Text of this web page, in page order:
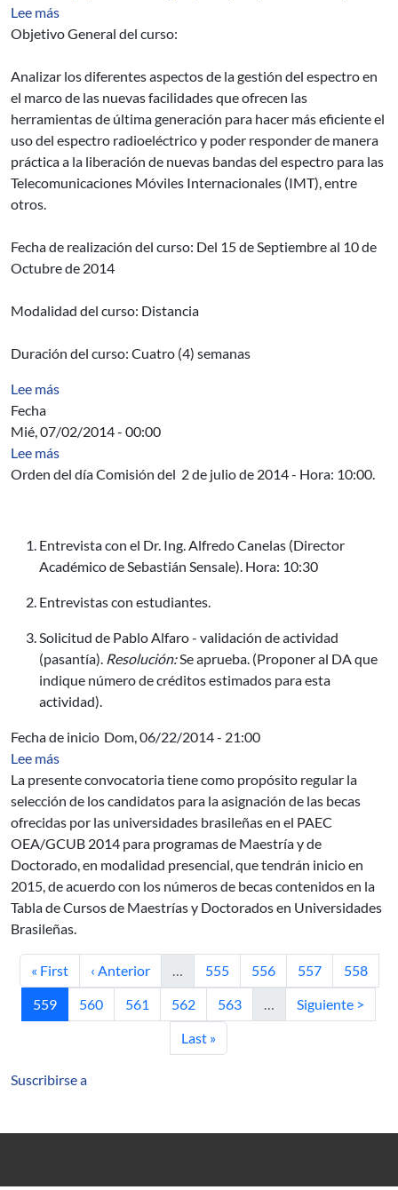
Lee mássobre Beca: Curso de Gestión del Espectro
Objetivo General del curso:
Analizar los diferentes aspectos de la gestión del espectro en
el marco de las nuevas facilidades que ofrecen las
herramientas de última generación para hacer más eficiente el
uso del espectro radioeléctrico y poder responder de manera
práctica a la liberación de nuevas bandas del espectro para las
Telecomunicaciones Móviles Internacionales (IMT), entre
otros.
Fecha de realización del curso: Del 15 de Septiembre al 10 de
Octubre de 2014
Modalidad del curso: Distancia
Duración del curso: Cuatro (4) semanas
Lee mássobre ACCIÓN DEL VIENTO SOBRE EDIFICIOS DE
Fecha
Mié, 07/02/2014 - 00:00
Lee mássobre Miércoles 2 de julio de 2014.
Orden del día Comisión del 2 de julio de 2014 - Hora: 10:00.
Entrevista con el Dr. Ing. Alfredo Canelas (Director
Académico de Sebastián Sensale). Hora: 10:30
Entrevistas con estudiantes.
Solicitud de Pablo Alfaro - validación de actividad
(pasantía). Resolución:Se aprueba. (Proponer al DA que
indique número de créditos estimados para esta
actividad).
Fecha de inicio Dom, 06/22/2014 - 21:00
Lee mássobre Convocatoria OEA/GCUB
La presente convocatoria tiene como propósito regular la
selección de los candidatos para la asignación de las becas
ofrecidas por las universidades brasileñas en el PAEC
OEA/GCUB 2014 para programas de Maestría y de
Doctorado, en modalidad presencial, que tendrán inicio en
2015, de acuerdo con los números de becas contenidos en la
Tabla de Cursos de Maestrías y Doctorados en Universidades
Brasileñas.
Primera página
« First Página anterior
‹ Anterior … Página
555 Página
556 Página
557 Página
558
Página actual
559 Página
560 Página
561 Página
562 Página
563 … Siguiente página
Siguiente >
Última página
Last »
Suscribirse a